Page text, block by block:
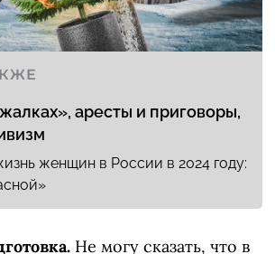
аресты и приговоры,
женщин в России в 2024 году:
Не могу сказать, что в